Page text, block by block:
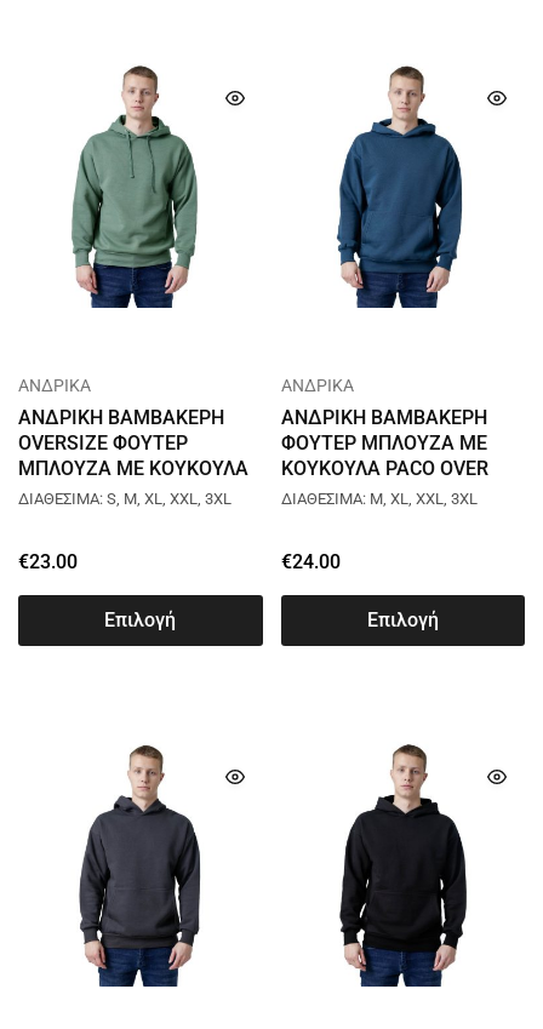
ΑΝΔΡΙΚΑ
ΑΝΔΡΙΚΗ ΒΑΜΒΑΚΕΡΗ
OVERSIZE ΦΟΥΤΕΡ
ΜΠΛΟΥΖΑ ΜΕ ΚΟΥΚΟΥΛΑ
PACO FASHION PROJECT
ΔΙΑΘΕΣΙΜΑ: S, M, XL, XXL, 3XL
€23.00
Επιλογή
ΑΝΔΡΙΚΑ
ΑΝΔΡΙΚΗ ΒΑΜΒΑΚΕΡΗ
ΦΟΥΤΕΡ ΜΠΛΟΥΖΑ ΜΕ
ΚΟΥΚΟΥΛΑ PACO OVER
PCF ΜΠΛΕ 2581085
ΔΙΑΘΕΣΙΜΑ: M, XL, XXL, 3XL
€24.00
Επιλογή